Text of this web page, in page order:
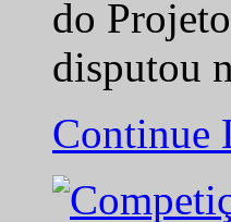
do
disputou
Continue